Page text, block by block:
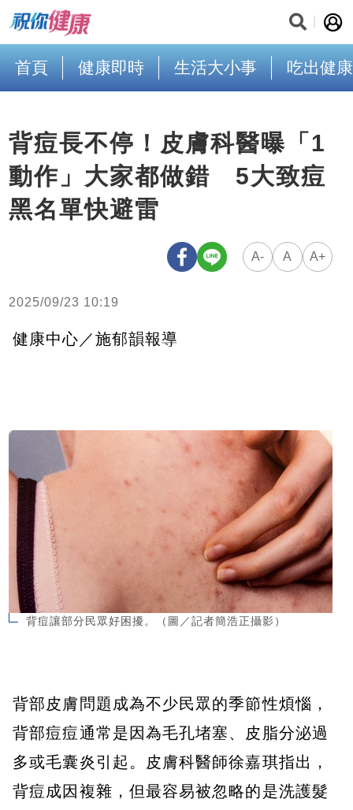
首頁 健康即時 生活大小事 吃出健康
背痘長不停！皮膚科醫曝「1
動作」大家都做錯 5大致痘
黑名單快避雷
A- A A+
2025/09/23 10:19
健康中心／施郁韻報導
背痘讓部分民眾好困擾。（圖／記者簡浩正攝影）
背部皮膚問題成為不少民眾的季節性煩惱，
背部痘痘通常是因為毛孔堵塞、皮脂分泌過
多或毛囊炎引起。皮膚科醫師徐嘉琪指出，
背痘成因複雜，但最容易被忽略的是洗護髮